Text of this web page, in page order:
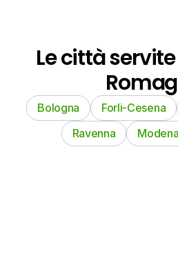
Le città
Bologna Forli-Cesena
Ravenna
Modena